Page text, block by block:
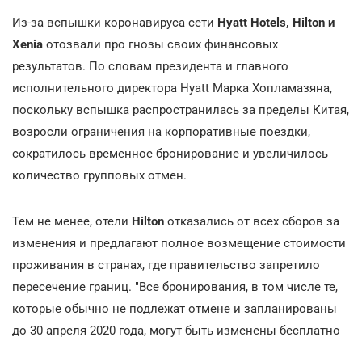
Из-за вспышки коронавируса сети Hyatt Hotels, Hilton и
Xenia отозвали про гнозы своих финансовых
результатов. По словам президента и главного
исполнительного директора Hyatt Марка Хопламазяна,
поскольку вспышка распространилась за пределы Китая,
возросли ограничения на корпоративные поездки,
сократилось временное бронирование и увеличилось
количество групповых отмен.
Тем не менее, отели Hilton отказались от всех сборов за
изменения и предлагают полное возмещение стоимости
проживания в странах, где правительство запретило
пересечение границ. "Все бронирования, в том числе те,
которые обычно не подлежат отмене и запланированы
до 30 апреля 2020 года, могут быть изменены бесплатно